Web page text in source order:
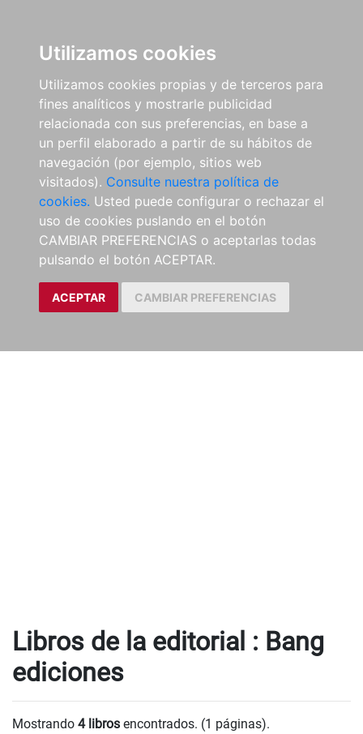
Utilizamos cookies
Utilizamos cookies propias y de terceros para
fines analíticos y mostrarle publicidad
relacionada con sus preferencias, en base a
un perfil elaborado a partir de su hábitos de
navegación (por ejemplo, sitios web
visitados). Consulte nuestra política de
cookies. Usted puede configurar o rechazar el
uso de cookies puslando en el botón
CAMBIAR PREFERENCIAS o aceptarlas todas
pulsando el botón ACEPTAR.
ACEPTAR CAMBIAR PREFERENCIAS
Libros de la editorial : Bang
ediciones
Mostrando 4 libros encontrados. (1 páginas).